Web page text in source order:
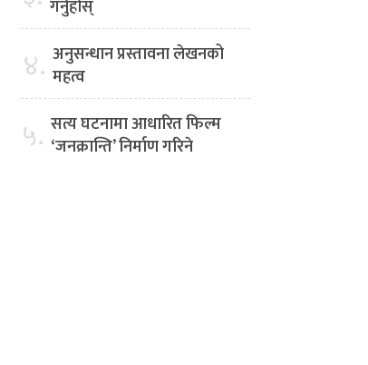
गर्नुहोस्
४. अनुसन्धान प्रस्तावना लेखनको
महत्व
५. सत्य घटनामा आधारित फिल्म
‘जनक्रान्ति’ निर्माण गरिने